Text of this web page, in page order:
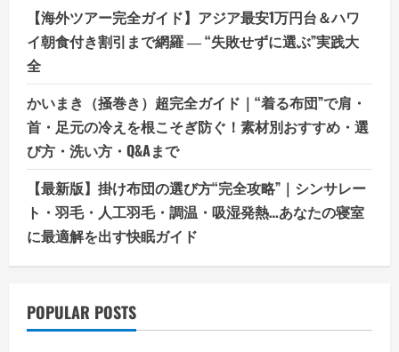
【海外ツアー完全ガイド】アジア最安1万円台＆ハワ
イ朝食付き割引まで網羅 ― “失敗せずに選ぶ”実践大
全
かいまき（掻巻き）超完全ガイド｜“着る布団”で肩・
首・足元の冷えを根こそぎ防ぐ！素材別おすすめ・選
び方・洗い方・Q&Aまで
【最新版】掛け布団の選び方“完全攻略”｜シンサレー
ト・羽毛・人工羽毛・調温・吸湿発熱…あなたの寝室
に最適解を出す快眠ガイド
POPULAR POSTS